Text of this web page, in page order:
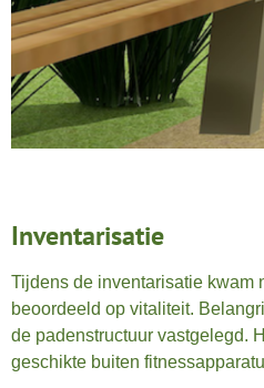
Inventarisatie
Tijdens de inventarisatie kwam
beoordeeld op vitaliteit.
de padenstructuur vastgelegd.
geschikte buiten